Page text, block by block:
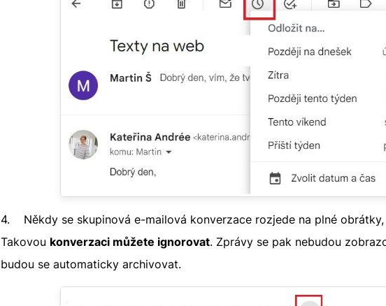
4. Někdy se skupinová e-mailová konverzace rozjede na plné
Takovou konverzaci můžete ignorovat. Zprávy se pak nebudou
budou se automaticky archivovat.